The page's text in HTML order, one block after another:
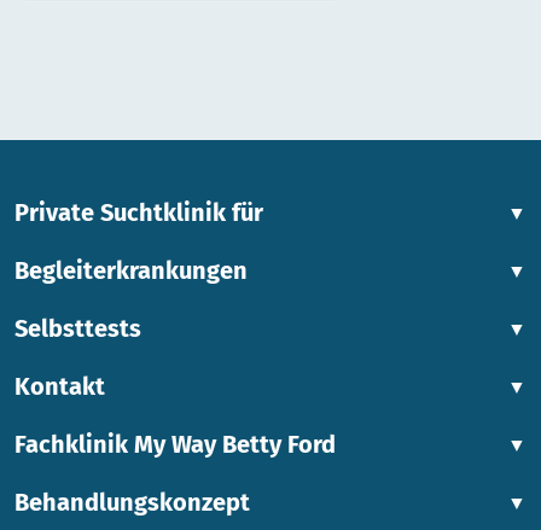
Private Suchtklinik für ▼
Begleiterkrankungen ▼
Selbsttests ▼
Kontakt ▼
Fachklinik My Way Betty Ford ▼
Behandlungskonzept ▼